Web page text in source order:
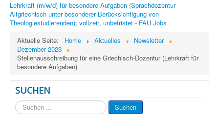
Lehrkraft (m/w/d) für besondere Aufgaben (Sprachdozentur
Altgriechisch unter besonderer Berücksichtigung von
Theologiestudierenden); vollzeit, unbefristet - FAU Jobs
Aktuelle Seite:
Home Aktuelles
Newsletter
Dezember 2023
Stellenausschreibung für eine Griechisch-Dozentur (Lehrkraft für
besondere Aufgaben)
SUCHEN
Suchen
...
Suchen